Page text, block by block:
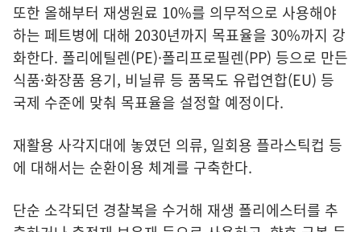
또한 올해부터 재생원료 10%를 의무적으로 사용해야
하는 페트병에 대해 2030년까지 목표율을 30%까지 강
화한다. 폴리에틸렌(PE)·폴리프로필렌(PP) 등으로 만든
식품·화장품 용기, 비닐류 등 품목도 유럽연합(EU) 등
국제 수준에 맞춰 목표율을 설정할 예정이다.
재활용 사각지대에 놓였던 의류, 일회용 플라스틱컵 등
에 대해서는 순환이용 체계를 구축한다.
단순 소각되던 경찰복을 수거해 재생 폴리에스터를 추